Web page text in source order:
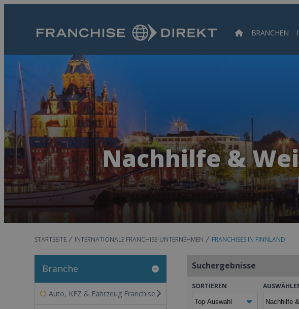
BRANCHEN
Nachhilfe &
STARTSEITE INTERNATIONALE FRANCHISE-UNTERNEHMEN FRANCHISES IN FINNLAND
Branche
Auto, KFZ & Fahrzeug Franchise
Suchergebnisse
SORTIEREN